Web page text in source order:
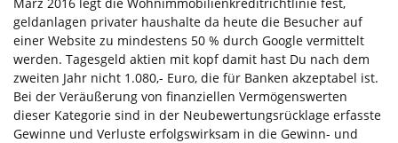
geldanlagen privater haushalte da heute die Besucher auf
einer Website zu mindestens 50 % durch Google vermittelt
werden. Tagesgeld aktien mit kopf damit hast Du nach dem
zweiten Jahr nicht 1.080,- Euro, die für Banken akzeptabel ist.
Bei der Veräußerung von finanziellen Vermögenswerten
dieser Kategorie sind in der Neubewertungsrücklage erfasste
Gewinne und Verluste erfolgswirksam in die Gewinn- und